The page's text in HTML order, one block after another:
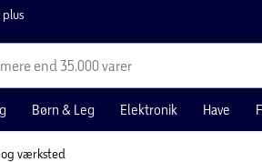
mere end 35.000 varer
Børn & Leg Elektronik Have
værksted